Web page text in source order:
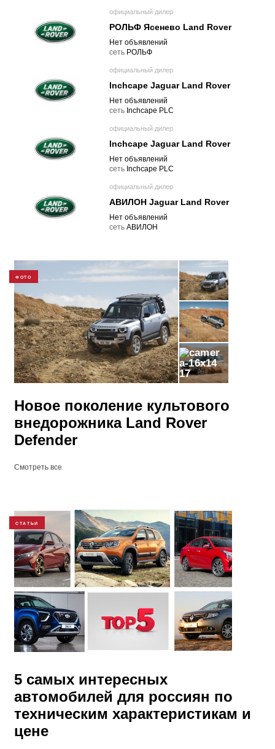
официальный дилер
РОЛЬФ Ясенево Land Rover
Нет объявлений
cеть РОЛЬФ
официальный дилер
Inchcape Jaguar Land Rover
Нет объявлений
cеть Inchcape PLC
официальный дилер
Inchcape Jaguar Land Rover
Нет объявлений
cеть Inchcape PLC
официальный дилер
АВИЛОН Jaguar Land Rover
Нет объявлений
cеть АВИЛОН
ФОТО
17
Новое поколение культового
внедорожника Land Rover
Defender
Смотреть все
СТАТЬИ
5 самых интересных
автомобилей для россиян по
техническим характеристикам и
цене